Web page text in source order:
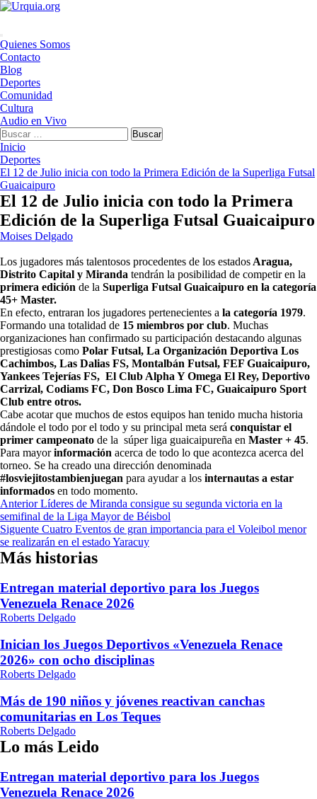
Saltar
Menú
principal
Quienes Somos
Contacto
Blog
Deportes
Comunidad
Cultura
Audio en Vivo
Buscar:
Inicio
Deportes
El 12 de Julio inicia con todo la Primera Edición de la Superliga Futsal
Guaicaipuro
El 12 de Julio inicia con todo la Primera
Edición de la Superliga Futsal Guaicaipuro
Moises Delgado
Los jugadores más talentosos procedentes de los estados Aragua,
Distrito Capital y Miranda tendrán la posibilidad de competir en la
primera edición de la Superliga Futsal Guaicaipuro en la categoría
45+ Master.
En efecto, entraran los jugadores pertenecientes a la categoría 1979.
Formando una totalidad de 15 miembros por club. Muchas
organizaciones han confirmado su participación destacando algunas
prestigiosas como Polar Futsal, La Organización Deportiva Los
Cachimbos, Las Dalias FS, Montalbán Futsal, FEF Guaicaipuro,
Yankees Tejerías FS, El Club Alpha Y Omega El Rey, Deportivo
Carrizal, Codiams FC, Don Bosco Lima FC, Guaicaipuro Sport
Club entre otros.
Cabe acotar que muchos de estos equipos han tenido mucha historia
dándole el todo por el todo y su principal meta será conquistar el
primer campeonato de la súper liga guaicaipureña en Master + 45.
Para mayorinformación acerca de todo lo que acontezca acerca del
torneo. Se ha creado una dirección denominada
#losviejitostambienjuegan para ayudar a los internautas a estar
informados en todo momento.
Navegación
de
entradas
AnteriorLíderes de Miranda consigue su segunda victoria en la
semifinal de la Liga Mayor de Béisbol
Siguente Cuatro Eventos de gran importancia para el Voleibol menor
se realizarán en el estado Yaracuy
Más historias
Entregan material deportivo para los Juegos
Venezuela Renace 2026
Roberts Delgado
Inician los Juegos Deportivos «Venezuela Renace
2026» con ocho disciplinas
Roberts Delgado
Más de 190 niños y jóvenes reactivan canchas
comunitarias en Los Teques
Roberts Delgado
Lo más Leido
Entregan material deportivo para los Juegos
Venezuela Renace 2026